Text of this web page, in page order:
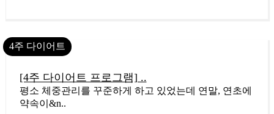
4주 다이어트
12
[4주 다이어트 프로그램] ..
평소 체중관리를 꾸준하게 하고 있었는데 연말, 연초에
약속이&n..